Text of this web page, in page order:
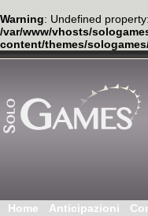
Warning: Undefined
/var/www/vhosts/
content/themes/
Home Anticipazioni